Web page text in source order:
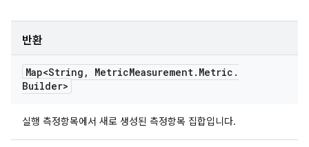
반환
Map<String , MetricMeasurement. Metric .
Builder>
실행 측정항목에서 새로 생성된 측정항목 집합입니다.